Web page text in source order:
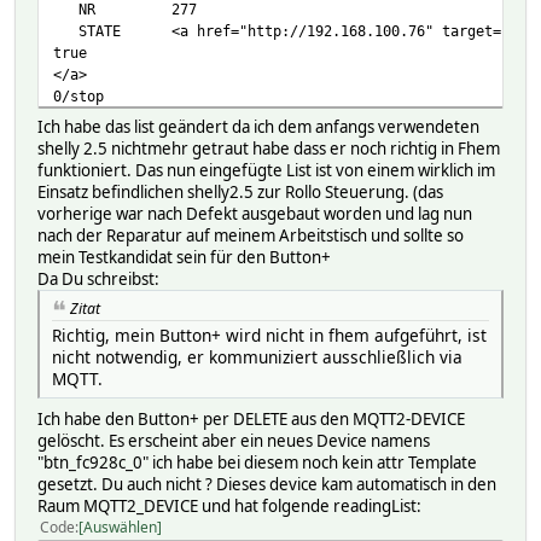
NR 277
STATE <a href="http://192.168.100.76"
true
</a>
0/stop
TYPE MQTT2_DEVICE
eventCount 533
OLDREADINGS:
READINGS:
2025-03-08 17:49:43 IODev MQTT2_SERVER
2025-03-08 17:56:37 actions_stats_skipped 0
2025-03-08 17:56:37 attrTemplateVersion 20220404
2025-03-08 17:56:37 cfg_changed_cnt 0
2025-03-08 17:56:37 cloud_connected false
2025-03-08 17:56:37 cloud_enabled false
2025-03-08 18:08:47 current stop
2025-03-08 18:08:47 energy 186
2025-03-08 17:56:37 fs_free 144074
2025-03-08 17:56:37 fs_size 233681
2025-03-08 17:56:37 fw_ver 20230913-112234/
2025-03-08 17:56:37 has_update false
2025-03-08 17:56:37 id shellyswitch25-
2025-03-08 18:08:47 input0 0
2025-03-08 18:08:47 input1 0
2025-03-08 17:56:37 inputs_1_event
Ich habe das list geändert da ich dem anfangs verwendeten
shelly 2.5 nichtmehr getraut habe dass er noch richtig in Fhem
funktioniert. Das nun eingefügte List ist von einem wirklich im
Einsatz befindlichen shelly2.5 zur Rollo Steuerung. (das
vorherige war nach Defekt ausgebaut worden und lag nun
nach der Reparatur auf meinem Arbeitstisch und sollte so
mein Testkandidat sein für den Button+
Da Du schreibst:
Zitat
Richtig, mein Button+ wird nicht in fhem aufgeführt, ist
nicht notwendig, er kommuniziert ausschließlich via
MQTT.
Ich habe den Button+ per DELETE aus den MQTT2-DEVICE
gelöscht. Es erscheint aber ein neues Device namens
"btn_fc928c_0" ich habe bei diesem noch kein attr Template
gesetzt. Du auch nicht ? Dieses device kam automatisch in den
Raum MQTT2_DEVICE und hat folgende readingList:
Code Auswählen